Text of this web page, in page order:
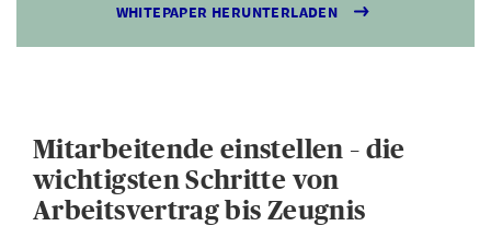
WHITEPAPER HERUNTERLADEN
Mitarbeitende einstellen – die
wichtigsten Schritte von
Arbeitsvertrag bis Zeugnis